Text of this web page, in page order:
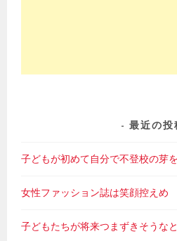
最近の投
子どもが初めて自分で不登校の芽
女性ファッション誌は笑顔控えめ
子どもたちが将来つまずきそうな